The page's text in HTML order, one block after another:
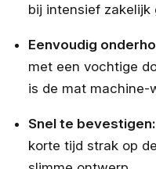
bij intensief zakelijk
Eenvoudig
met een vochtige
is de mat machine-
Snel te bevestigen:
korte tijd strak op